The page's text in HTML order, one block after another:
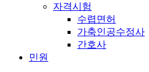
자격시험
수렵면허
가축인공수정사
간호사
민원